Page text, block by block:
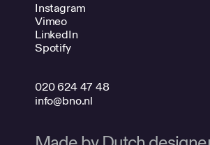
Instagram
Vimeo
LinkedIn
Spotify
020 624 47 48
info@bno.nl